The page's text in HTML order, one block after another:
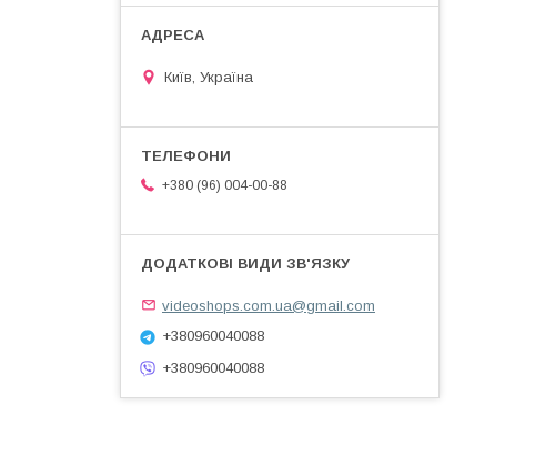
Київ, Україна
+380 (96) 004-00-88
videoshops.com.ua@gmail.com
+380960040088
+380960040088